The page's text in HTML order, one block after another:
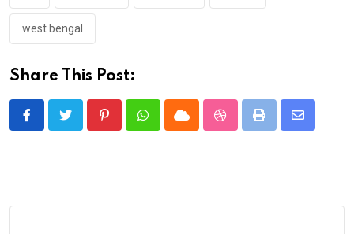
west bengal
Share This Post:
PinterestWhatsappCloud StumbleUpon
Print
Share